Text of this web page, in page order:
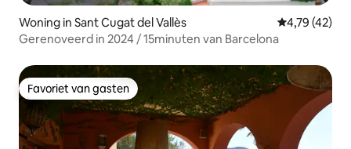
Woning in Sant Cugat del Vallès Gemiddelde
4,79 (42)
Gerenoveerd in 2024 / 15minuten van Barcelona
Favoriet van gasten
Favoriet van gasten